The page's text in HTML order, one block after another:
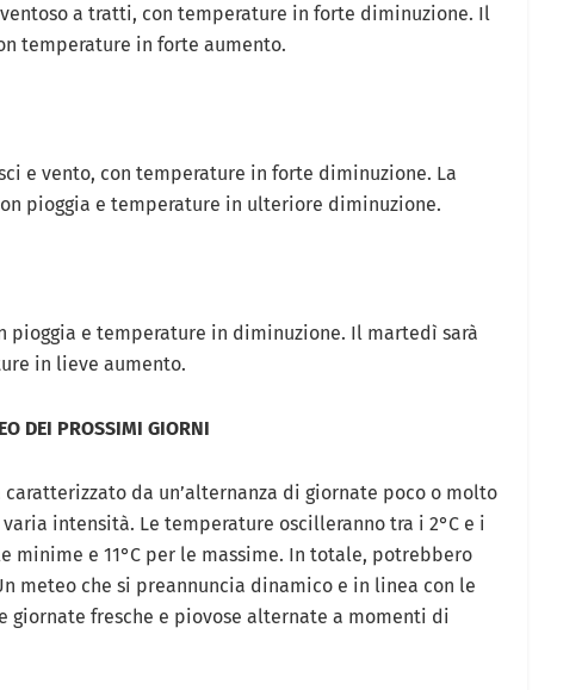
a tratti, con temperature in forte diminuzione. Il
temperature in forte aumento.
e vento, con temperature in forte diminuzione. La
pioggia e temperature in ulteriore diminuzione.
pioggia e temperature in diminuzione. Il martedì sarà
in lieve aumento.
DEI PROSSIMI GIORNI
da un’alternanza di giornate poco o molto
intensità. Le temperature oscilleranno tra i 2°C e i
minime e 11°C per le massime. In totale, potrebbero
meteo che si preannuncia dinamico e in linea con le
giornate fresche e piovose alternate a momenti di